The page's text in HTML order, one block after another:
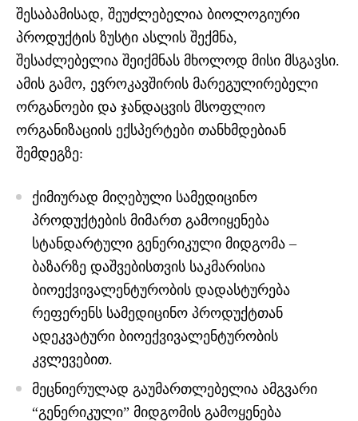
შესაბამისად, შეუძლებელია ბიოლოგიური
პროდუქტის ზუსტი ასლის შექმნა,
შესაძლებელია შეიქმნას მხოლოდ მისი მსგავსი.
ამის გამო, ევროკავშირის მარეგულირებელი
ორგანოები და ჯანდაცვის მსოფლიო
ორგანიზაციის ექსპერტები თანხმდებიან
შემდეგზე:
ქიმიურად მიღებული სამედიცინო
პროდუქტების მიმართ გამოიყენება
სტანდარტული გენერიკული მიდგომა –
ბაზარზე დაშვებისთვის საკმარისია
ბიოექვივალენტურობის დადასტურება
რეფერენს სამედიცინო პროდუქტთან
ადეკვატური ბიოექვივალენტურობის
კვლევებით.
მეცნიერულად გაუმართლებელია ამგვარი
“გენერიკული” მიდგომის გამოყენება